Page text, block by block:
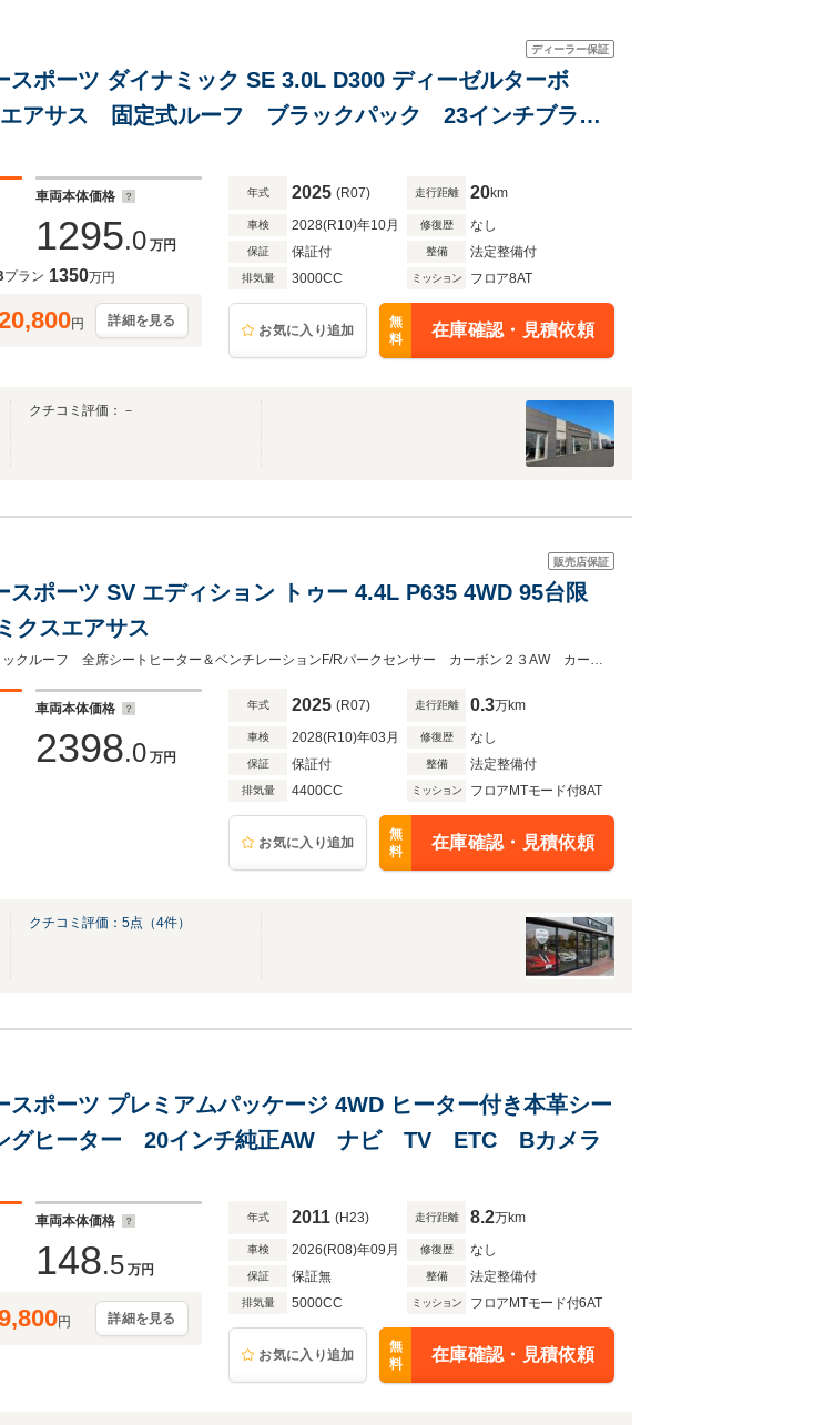
ディーラー保証
スポーツ ダイナミック SE 3.0L D300 ディーゼルターボ
アサス 固定式ルーフ ブラックパック 23インチブラッ
トラストルーフ
車両本体価格
1295.0 万円
プラン 1350万円
円 詳細を見る
年式 2025 (R07) 走行距離 20km
車検 2028(R10)年10月 修復歴 なし
保証 保証付 整備 法定整備付
排気量 3000CC ミッション フロア8AT
お気に入り追加
無
料
在庫確認・見積依頼
クチコミ評価：－
販売店保証
スポーツ SV エディション トゥー 4.4L P635 4WD 95台限
クスエアサス
ワンオーナー パノラミックルーフ 全席シートヒーター＆ベンチレーションF/Rパークセンサー カーボン２３AW カーボンキャリパー ナビ ３６０°カメラ オートトランク
車両本体価格
2398.0 万円
年式 2025 (R07) 走行距離 0.3万km
車検 2028(R10)年03月 修復歴 なし
保証 保証付 整備 法定整備付
排気量 4400CC ミッション フロアMTモード付8AT
お気に入り追加
無
料
在庫確認・見積依頼
クチコミ評価： 5点（4件）
スポーツ プレミアムパッケージ 4WD ヒーター付き本革シー
グヒーター 20インチ純正AW ナビ TV ETC Bカメラ
車両本体価格
148.5 万円
円 詳細を見る
年式 2011 (H23) 走行距離 8.2万km
車検 2026(R08)年09月 修復歴 なし
保証 保証無 整備 法定整備付
排気量 5000CC ミッション フロアMTモード付6AT
お気に入り追加
無
料
在庫確認・見積依頼